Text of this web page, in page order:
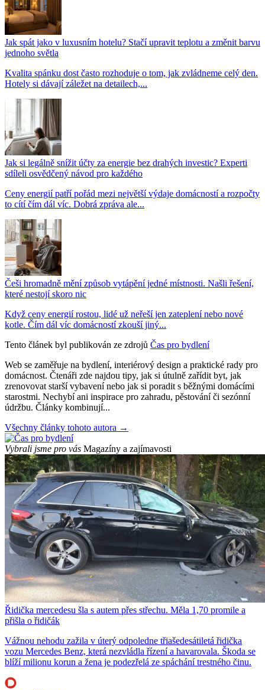
Jak spát jako v luxusním hotelu? Stačí upravit teplotu a změnit barvu
jednoho světla
Kvalita spánku dost často rozhoduje o tom, jak zvládneme celý den.
Hotely si dávají záležet na detailech,...
Jak si legálně snížit účty za energie bez drahých investic? Experti
sdíleli osvědčený návod pro každého
Ceny energií patří pořád mezi největší výdaje domácností a rozpočty
to cítí čím dál víc. Dobrá zpráva ale...
Češi hromadně mění způsob vytápění jedné místnosti. Našli řešení,
které nestojí skoro nic
Když ceny energií rostou, lidé už neřeší jen zateplení nebo nové
kotle. Čím dál víc domácností zkouší jiný...
Tento článek byl publikován ze zdrojů Čas pro bydlení
Web se zaměřuje na bydlení, interiérový design a praktické rady pro
domácnost. Čtenáři zde najdou tipy, jak si útulně zařídit byt, jak
zrenovovat starší vybavení nebo jak si poradit s běžnými domácími
starostmi. Nechybí ani inspirace pro zahradu, pěstování či sezónní
údržbu. Články kombinují...
Všechny články tohoto autora →
Vybrali jsme pro vás Magazíny a zajímavosti
Řidička mercedesu šla s autem přes střechu. Měla 1,70 promile a
přišla o řidičák
Vážnou nehodu zažila v úterý odpoledne třiašedesátiletá řidička
vozu Mercedes Benz, která nezvládla řízení a havarovala. Škoda se
blíží milionu korun a žena je podezřelá ze spáchání trestného činu.